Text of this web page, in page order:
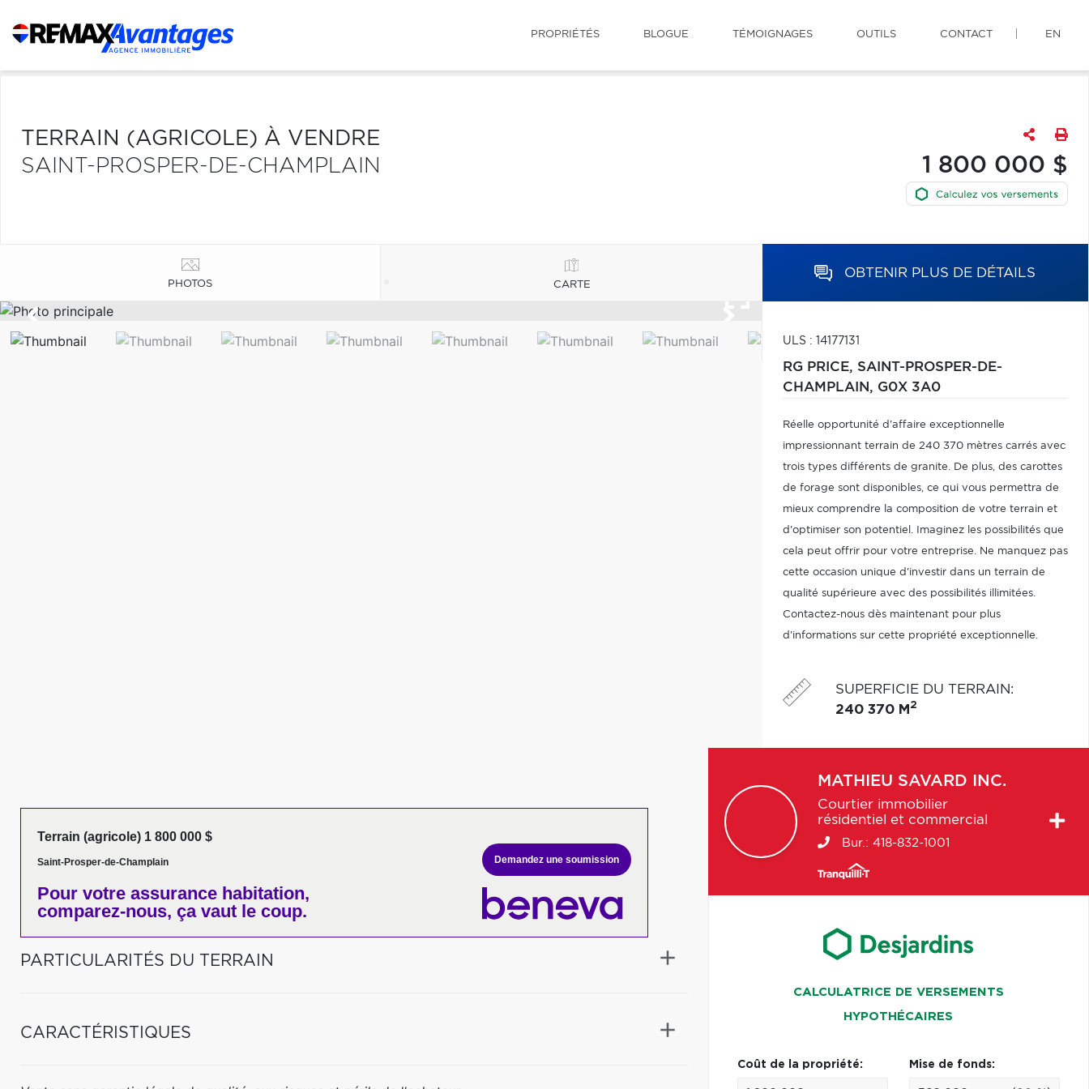
PROPRIÉTÉS BLOGUE TÉMOIGNAGES OUTILS CONTACT EN
TERRAIN (AGRICOLE) À VENDRE
SAINT-PROSPER-DE-CHAMPLAIN
1 800 000 $
PHOTOS CARTE
OBTENIR PLUS DE DÉTAILS
ULS : 14177131
RG PRICE, SAINT-PROSPER-DE-
CHAMPLAIN, G0X 3A0
Réelle opportunité d'affaire exceptionnelle
impressionnant terrain de 240 370 mètres carrés avec
trois types différents de granite. De plus, des carottes
de forage sont disponibles, ce qui vous permettra de
mieux comprendre la composition de votre terrain et
d'optimiser son potentiel. Imaginez les possibilités que
cela peut offrir pour votre entreprise. Ne manquez pas
cette occasion unique d'investir dans un terrain de
qualité supérieure avec des possibilités illimitées.
Contactez-nous dès maintenant pour plus
d'informations sur cette propriété exceptionnelle.
SUPERFICIE DU TERRAIN:
240 370 M 2
Terrain (agricole) 1 800 000 $
Saint-Prosper-de-Champlain
Pour votre assurance habitation,
comparez-nous, ça vaut le coup.
Demandez une soumission
PARTICULARITÉS DU TERRAIN
CARACTÉRISTIQUES
MATHIEU SAVARD INC.
Courtier immobilier
résidentiel et commercial
Bur.: 418-832-1001
CALCULATRICE DE VERSEMENTS
HYPOTHÉCAIRES
Coût de la propriété: Mise de fonds: